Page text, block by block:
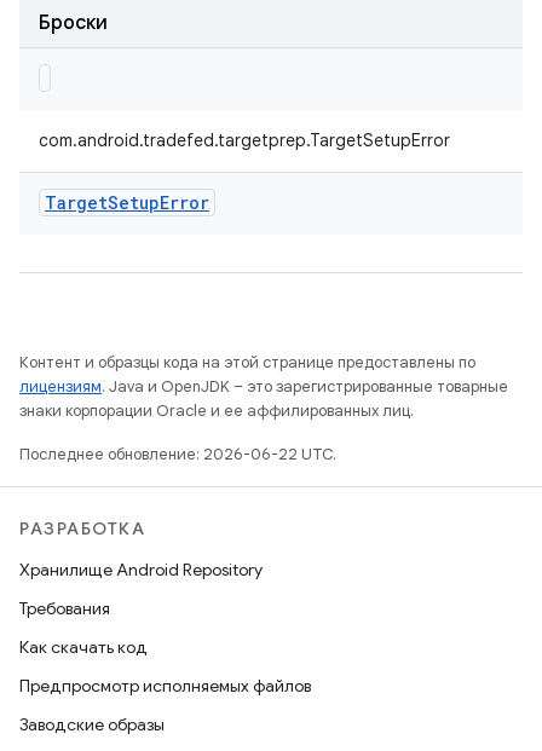
Броски
com.android.tradefed.targetprep.TargetSetupError
TargetSetupError
Контент и образцы кода на этой странице предоставлены по
лицензиям. Java и OpenJDK – это зарегистрированные товарные
знаки корпорации Oracle и ее аффилированных лиц.
Последнее обновление: 2026-06-22 UTC.
РАЗРАБОТКА
Хранилище Android Repository
Требования
Как скачать код
Предпросмотр исполняемых файлов
Заводские образы